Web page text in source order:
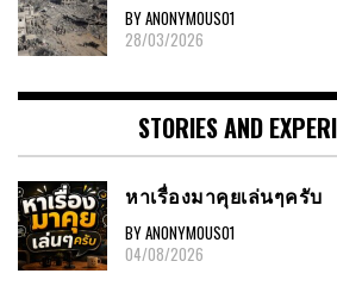
BY ANONYMOUS01
28/03/2026
STORIES AND
หาเรื่องมาคุยเล่นๆครับ
BY ANONYMOUS01
04/08/2026